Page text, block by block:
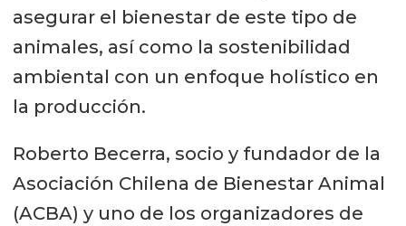
asegurar el bienestar de este tipo de
animales, así como la sostenibilidad
ambiental con un enfoque holístico en
la producción.
Roberto Becerra, socio y fundador de la
Asociación Chilena de Bienestar Animal
(ACBA) y uno de los organizadores de